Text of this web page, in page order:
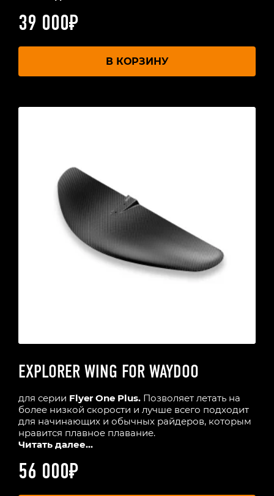
39 000₽
В КОРЗИНУ
EXPLORER WING FOR WAYDOO
для серии Flyer One Plus. Позволяет летать на
более низкой скорости и лучше всего подходит
для начинающих и обычных райдеров, которым
нравится плавное плавание.
Читать далее...
56 000₽